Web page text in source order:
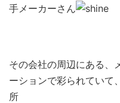
手メーカーさん
その会社の周辺にある、
ーションで彩られていて
所